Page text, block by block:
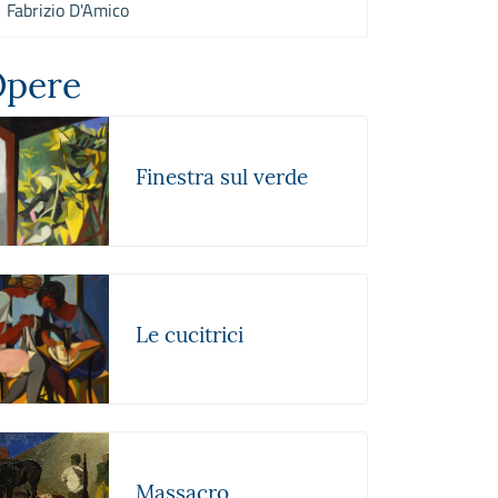
Fabrizio D'Amico
Finestra sul verde
Le cucitrici
Massacro